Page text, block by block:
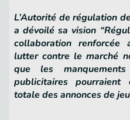
L’Autorité de régulation
a dévoilé sa vision
collaboration renforcée
lutter contre le marché
que les
publicitaires pourraient
totale des annonces de